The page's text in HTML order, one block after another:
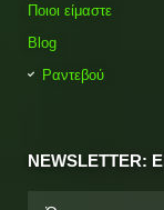
Ποιοι είμαστε
Blog
Ραντεβού